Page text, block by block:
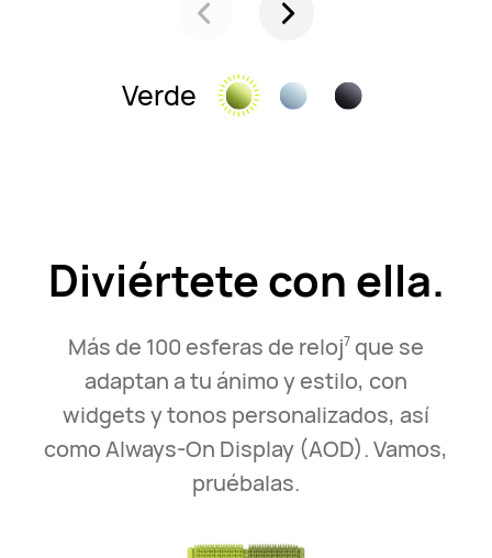
Verde
Diviértete con ella.
Más de 100 esferas de reloj7 que se
adaptan a tu ánimo y estilo, con
widgets y tonos personalizados, así
como Always-On Display (AOD). Vamos,
pruébalas.